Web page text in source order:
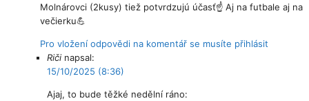
Molnárovci (2kusy) tiež potvrdzujú účasť☝️ Aj na futbale aj na
večierku💪
Pro vložení odpovědi na komentář se musíte přihlásit
Riči napsal:
15/10/2025 (8:36)
Ajaj, to bude těžké nedělní ráno: